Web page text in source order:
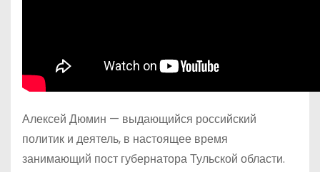
Алексей Дюмин — выдающийся российский
политик и деятель, в настоящее время
занимающий пост губернатора Тульской области.